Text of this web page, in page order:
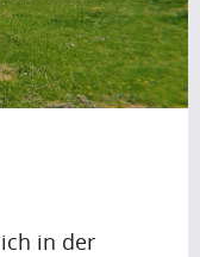
in der